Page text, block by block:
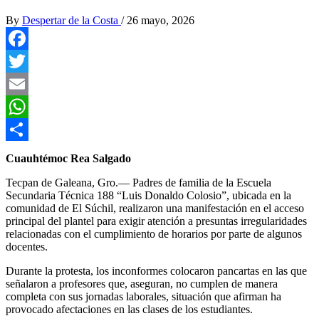
By Despertar de la Costa / 26 mayo, 2026
Facebook
Twitter
Email
WhatsApp
Compartir
Cuauhtémoc Rea Salgado
Tecpan de Galeana, Gro.— Padres de familia de la Escuela
Secundaria Técnica 188 “Luis Donaldo Colosio”, ubicada en la
comunidad de El Súchil, realizaron una manifestación en el acceso
principal del plantel para exigir atención a presuntas irregularidades
relacionadas con el cumplimiento de horarios por parte de algunos
docentes.
Durante la protesta, los inconformes colocaron pancartas en las que
señalaron a profesores que, aseguran, no cumplen de manera
completa con sus jornadas laborales, situación que afirman ha
provocado afectaciones en las clases de los estudiantes.